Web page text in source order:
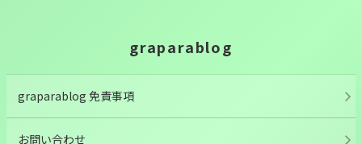
graparablog
graparablog 免責事項
お問い合わせ